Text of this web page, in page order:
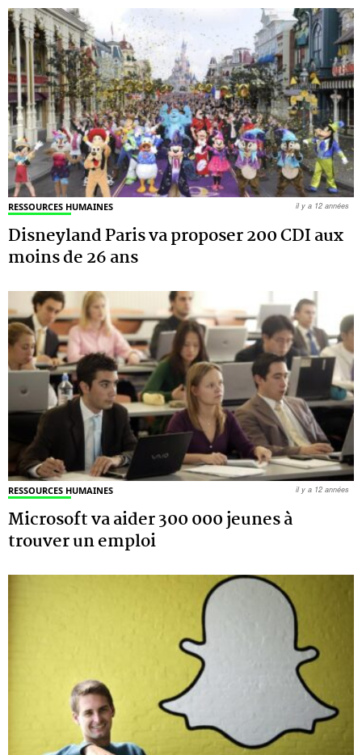
RESSOURCES HUMAINES
Disneyland Paris va proposer 200 CDI aux
moins de 26 ans
il y a 12 années
RESSOURCES HUMAINES
Microsoft va aider 300 000 jeunes à
trouver un emploi
il y a 12 années